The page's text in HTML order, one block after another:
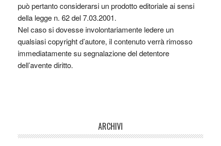
può pertanto considerarsi un prodotto editoriale ai sensi
della legge n. 62 del 7.03.2001.
Nel caso si dovesse involontariamente ledere un
qualsiasi copyright d’autore, il contenuto verrà rimosso
immediatamente su segnalazione del detentore
dell’avente diritto.
ARCHIVI